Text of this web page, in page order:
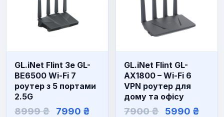
GL.iNet Flint 3e GL-
BE6500 Wi-Fi 7
роутер з 5 портами
2.5G
8999₴ Оригінальна
7990 ₴ Поточна
GL.iNet Flint GL-
AX1800 – Wi-Fi 6
VPN роутер для
дому та офісу
7900₴ 5990 ₴